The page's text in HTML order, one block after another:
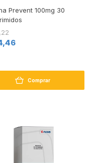
Prevent 100mg 30
Comprar